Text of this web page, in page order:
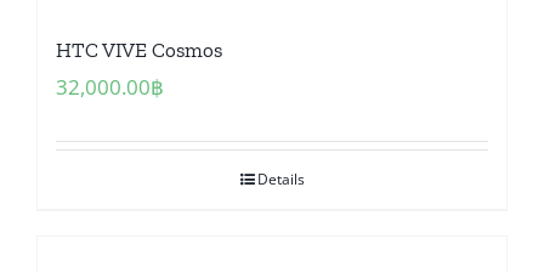
HTC VIVE Cosmos
32,000.00฿
Details